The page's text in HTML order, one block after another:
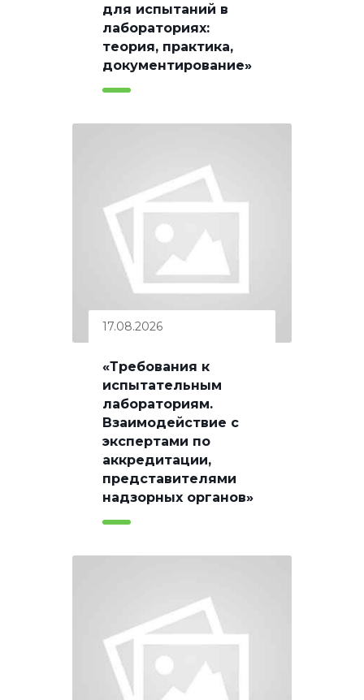
для испытаний в
лабораториях:
теория, практика,
документирование»
17.08.2026
«Требования к
испытательным
лабораториям.
Взаимодействие с
экспертами по
аккредитации,
представителями
надзорных органов»